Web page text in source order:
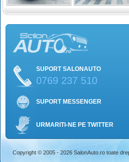
SUPORT SALONAUTO
0769 237 510
SUPORT MESSENGER
URMARITI-NE PE TWITTER
Copyright © 2005 - 2026 SalonAuto.ro toate